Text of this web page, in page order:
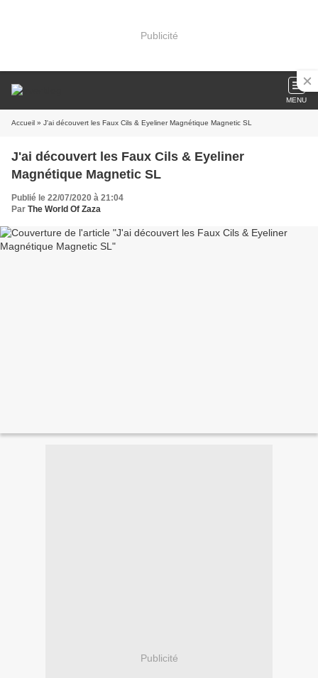
Publicité
MENU
Accueil » J'ai découvert les Faux Cils & Eyeliner Magnétique Magnetic SL
J'ai découvert les Faux Cils & Eyeliner
Magnétique Magnetic SL
Publié le 22/07/2020 à 21:04
Par The World Of Zaza
Publicité